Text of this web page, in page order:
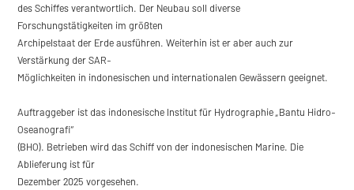
des Schiffes verantwortlich. Der Neubau soll diverse
Forschungstätigkeiten im größten
Archipelstaat der Erde ausführen. Weiterhin ist er aber auch zur
Verstärkung der SAR-
Möglichkeiten in indonesischen und internationalen Gewässern geeignet.
Auftraggeber ist das indonesische Institut für Hydrographie „Bantu Hidro-
Oseanografi“
(BHO). Betrieben wird das Schiff von der indonesischen Marine. Die
Ablieferung ist für
Dezember 2025 vorgesehen.